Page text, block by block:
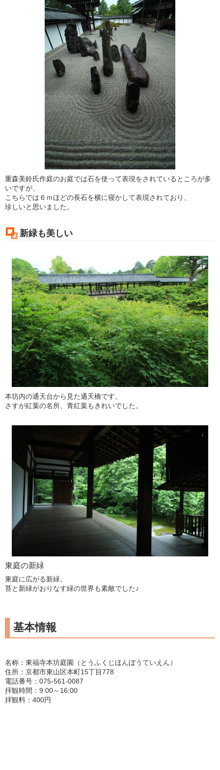
重森美鈴氏作庭のお庭では石を使って表現をされているところが多
いですが、
こちらでは６ｍほどの長石を横に寝かして表現されており、
珍しいと思いました。
新緑も美しい
本坊内の通天台から見た通天橋です。
さすが紅葉の名所、青紅葉もきれいでした。
東庭の新緑
東庭に広がる新緑。
苔と新緑がおりなす緑の世界も素敵でした♪
基本情報
名称：東福寺本坊庭園（とうふくじほんぼうていえん）
住所：京都市東山区本町15丁目778
電話番号：075-561-0087
拝観時間：9:00～16:00
拝観料：400円